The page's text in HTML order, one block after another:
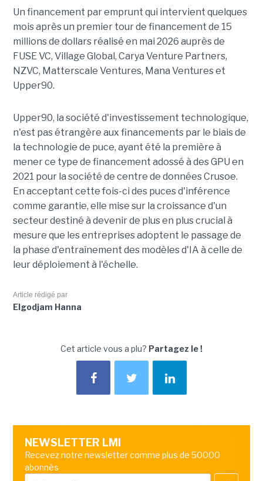
Un financement par emprunt qui intervient quelques
mois après un premier tour de financement de 15
millions de dollars réalisé en mai 2026 auprès de
FUSE VC, Village Global, Carya Venture Partners,
NZVC, Matterscale Ventures, Mana Ventures et
Upper90.
Upper90, la société d'investissement technologique,
n'est pas étrangère aux financements par le biais de
la technologie de puce, ayant été la première à
mener ce type de financement adossé à des GPU en
2021 pour la société de centre de données Crusoe.
En acceptant cette fois-ci des puces d'inférence
comme garantie, elle mise sur la croissance d'un
secteur destiné à devenir de plus en plus crucial à
mesure que les entreprises adoptent le passage de
la phase d'entraînement des modèles d'IA à celle de
leur déploiement à l'échelle.
Article rédigé par
Elgodjam Hanna
Cet article vous a plu? Partagez le !
NEWSLETTER LMI
Recevez notre newsletter comme plus de 50000
abonnés